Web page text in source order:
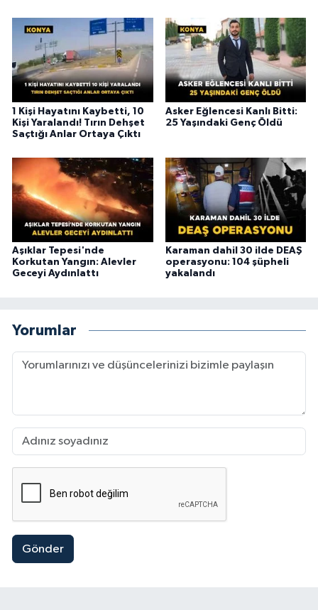
1 Kişi Hayatını Kaybetti, 10
Kişi Yaralandı! Tırın Dehşet
Saçtığı Anlar Ortaya Çıktı
Asker Eğlencesi Kanlı Bitti:
25 Yaşındaki Genç Öldü
Aşıklar Tepesi'nde
Korkutan Yangın: Alevler
Geceyi Aydınlattı
Karaman dahil 30 ilde DEAŞ
operasyonu: 104 şüpheli
yakalandı
Yorumlar
Gönder